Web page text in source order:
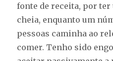
fonte de receita, por ter
cheia, enquanto um
pessoas caminha ao
comer. Tenho sido